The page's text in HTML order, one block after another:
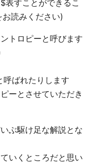
すことができるこ
お読みください)
トロピーと呼びます
呼ばれたりします
ーとさせていただき
ぶ駆け足な解説とな
いくところだと思い